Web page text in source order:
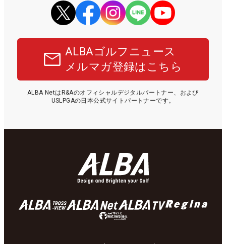
ALBAゴルフニュース
メルマガ登録はこちら
ALBA NetはR&Aのオフィシャルデジタルパートナー、および
USLPGAの日本公式サイトパートナーです。